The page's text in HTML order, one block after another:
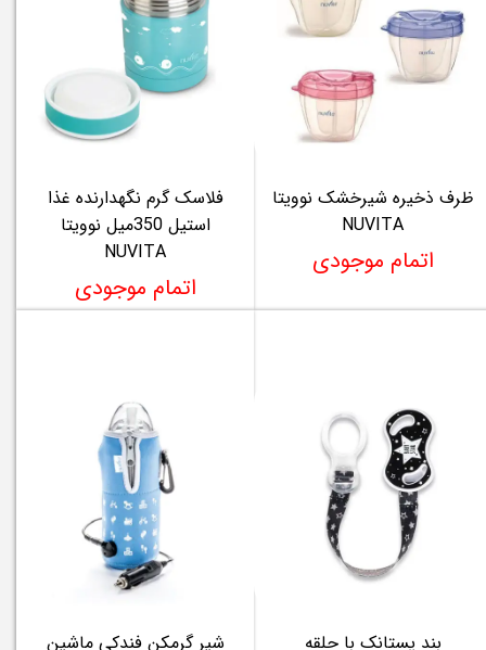
ظرف ذخیره شیرخشک نوویتا
NUVITA
اتمام موجودی
فلاسک گرم نگهدارنده غذا
استیل 350میل نوویتا
NUVITA
اتمام موجودی
بند پستانک با حلقه
شیر گرمکن فندکی ماشین